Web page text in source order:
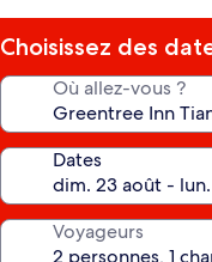
Choisissez des
Où allez-vous ?
Dates
Voyageurs